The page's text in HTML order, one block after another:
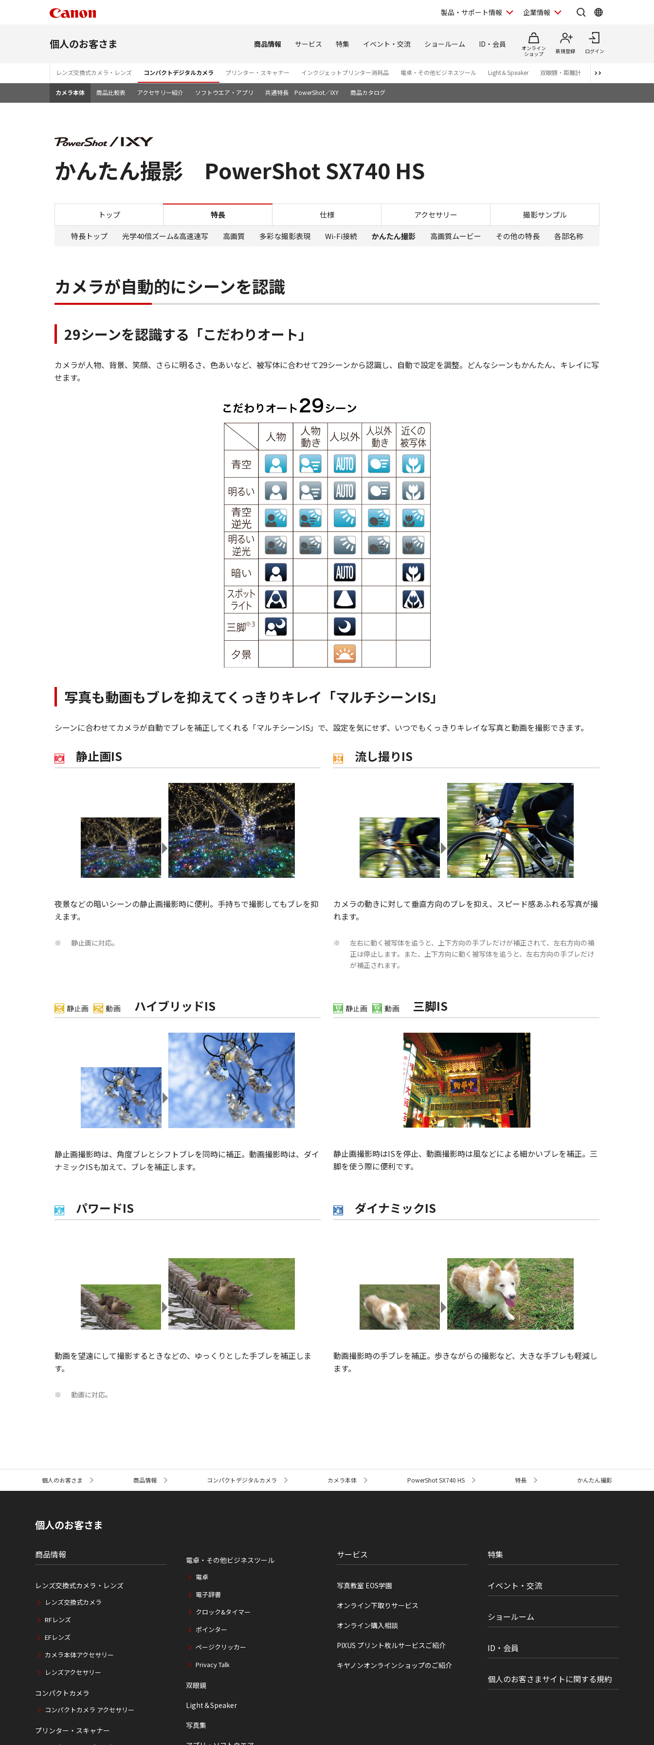
製品・サポート情報 企業情報
個人のお客さま 商品情報 サービス 特集 イベント・交流 ショールーム ID・会員
オンライン
ショップ
新規登録 ログイン
レンズ交換式カメラ・レンズ コンパクトデジタルカメラ プリンター・スキャナー インクジェットプリンター消耗品 電卓・その他ビジネスツール Light＆Speaker 双眼鏡・距離計 写真集
カメラ本体 商品比較表 アクセサリー紹介 ソフトウエア・アプリ 共通特長 PowerShot／IXY 商品カタログ
かんたん撮影 PowerShot SX740 HS
かんたん撮影 PowerShot SX740 HS
トップ 特長 仕様 アクセサリー 撮影サンプル
特長トップ 光学40倍ズーム&高速連写 高画質 多彩な撮影表現 Wi-Fi接続 かんたん撮影 高画質ムービー その他の特長 各部名称
カメラが自動的にシーンを認識
29シーンを認識する「こだわりオート」
カメラが人物、背景、笑顔、さらに明るさ、色あいなど、被写体に合わせて29シーンから認識し、自動で設定を調整。どんなシーンもかんたん、キレイに写
せます。
写真も動画もブレを抑えてくっきりキレイ「マルチシーンIS」
シーンに合わせてカメラが自動でブレを補正してくれる「マルチシーンIS」で、設定を気にせず、いつでもくっきりキレイな写真と動画を撮影できます。
静止画IS
夜景などの暗いシーンの静止画撮影時に便利。手持ちで撮影してもブレを抑
えます。
※ 静止画に対応。
流し撮りIS
カメラの動きに対して垂直方向のブレを抑え、スピード感あふれる写真が撮
れます。
※
左右に動く被写体を追うと、上下方向の手ブレだけが補正されて、左右方向の補
正は停止します。また、上下方向に動く被写体を追うと、左右方向の手ブレだけ
が補正されます。
ハイブリッドIS
静止画撮影時は、角度ブレとシフトブレを同時に補正。動画撮影時は、ダイ
ナミックISも加えて、ブレを補正します。
三脚IS
静止画撮影時はISを停止、動画撮影時は風などによる細かいブレを補正。三
脚を使う際に便利です。
パワードIS
動画を望遠にして撮影するときなどの、ゆっくりとした手ブレを補正しま
す。
※ 動画に対応。
ダイナミックIS
動画撮影時の手ブレを補正。歩きながらの撮影など、大きな手ブレも軽減し
ます。
ト
個人のお客さま 商品情報 コンパクトデジタルカメラ カメラ本体 PowerShot SX740 HS 特長 かんたん撮影
個人のお客さま
商品情報
レンズ交換式カメラ・レンズ
レンズ交換式カメラ
RFレンズ
EFレンズ
カメラ本体アクセサリー
レンズアクセサリー
コンパクトカメラ
コンパクトカメラ アクセサリー
プリンター・スキャナー
電卓・その他ビジネスツール
電卓
電子辞書
クロック&タイマー
ポインター
ページクリッカー
Privacy Talk
双眼鏡
Light＆Speaker
写真集
サービス
写真教室 EOS学園
オンライン下取りサービス
オンライン購入相談
PIXUS プリント枚ルサービスご紹介
キヤノンオンラインショップのご紹介
特集
イベント・交流
ショールーム
ID・会員
個人のお客さまサイトに関する規約